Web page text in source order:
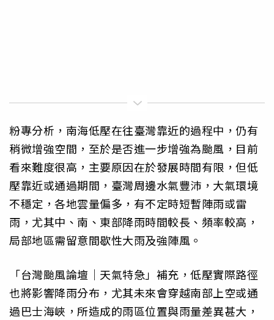
粉專分析，南海低壓在往臺灣靠近的過程中，仍有
稍微增強空間，至於是否進一步增強為颱風，目前
看來難度很高，主要原因在於發展時間有限，但低
壓靠近或通過期間，臺灣周邊水氣豐沛，大氣環境
不穩定，各地雲量偏多，有不定時短暫陣雨或雷
雨，尤其中、南、東部降雨時間較長、頻率較高，
局部地區需留意間歇性大雨及強陣風。
「台灣颱風論壇｜天氣特急」補充，低壓實際路徑
也將影響降雨分布，尤其未來會穿越南部上空或通
過巴士海峽，所造成的雨區位置與雨量差異甚大，